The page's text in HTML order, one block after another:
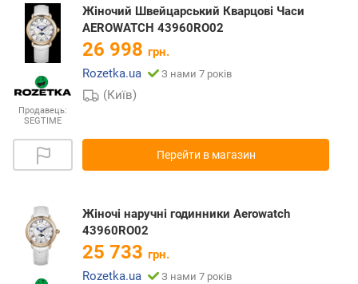
Продавець:
SEGTIME
Жіночий Швейцарський Кварцові Часи
AEROWATCH 43960RO02
26 998 грн.
Rozetka.ua
З нами 7 років
(Київ)
Перейти в магазин
Жіночі наручні годинники Aerowatch
43960RO02
25 733 грн.
Rozetka.ua
З нами 7 років